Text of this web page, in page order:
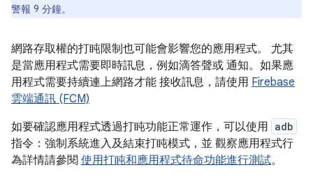
警報 9 分鐘。
網路存取權的打盹限制也可能會影響您的應用程式。 尤其
是當應用程式需要即時訊息，例如滴答聲或 通知。如果應
用程式需要持續連上網路才能 接收訊息，請使用 Firebase
雲端通訊 (FCM)
如要確認應用程式透過打盹功能正常運作，可以使用 adb
指令：強制系統進入及結束打盹模式，並 觀察應用程式行
為詳情請參閱 使用打盹和應用程式待命功能進行測試。